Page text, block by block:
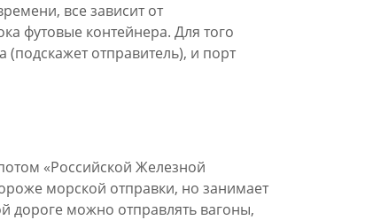
все зависит от
футовые контейнера. Для того
отправитель), и порт
«Российской Железной
морской отправки, но занимает
дороге можно отправлять вагоны,